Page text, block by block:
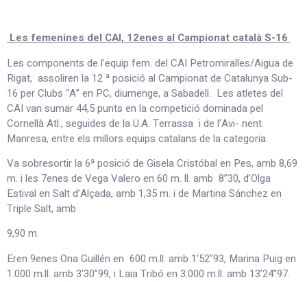
Les femenines del CAI, 12enes al Campionat català S-16
Les components de l’equip fem. del CAI Petromiralles/Aigua de
Rigat, assoliren la 12 ª posició al Campionat de Catalunya Sub-
16 per Clubs “A” en PC, diumenge, a Sabadell. Les atletes del
CAI van sumar 44,5 punts en la competició dominada pel
Cornellà Atl., seguides de la U.A. Terrassa i de l’Avi- nent
Manresa, entre els millors equips catalans de la categoria.
Va sobresortir la 6ª posició de Gisela Cristóbal en Pes, amb 8,69
m. i les 7enes de Vega Valero en 60 m. ll. amb 8”30, d’Olga
Estival en Salt d’Alçada, amb 1,35 m. i de Martina Sánchez en
Triple Salt, amb
9,90 m.
Eren 9enes Ona Guillén en 600 m.ll. amb 1’52”93, Marina Puig en
1.000 m.ll. amb 3’30”99, i Laia Tribó en 3.000 m.ll. amb 13’24”97.